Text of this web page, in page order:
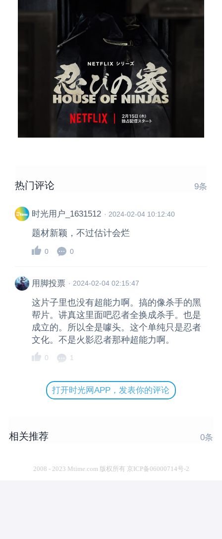
热门评论 9条
时光用户_1631512 · 2024-02-04 10:12:40
题材新颖，不过估计会烂
0 0
用脚投票 ·2024-02-04 02:15:47
这片子里也没有超能力啊。搞的像杀手的黑
帮片。讲真这里面吧忍者全换成杀手。也是
成立的。所以全是噱头。这个单纯只是忍者
文化。不是火影忍者那种超能力啊。
0 1
打开时光网APP，发表你的评论
相关推荐 0条
2008 - 2023 Mtime.com 版权所有 京ICP备06000714号-2